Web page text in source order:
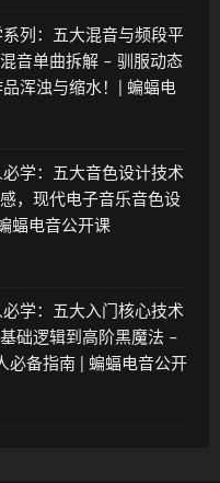
列：五大混音与频段平
音单曲拆解 – 驯服动态
浑浊与缩水！| 蝙蝠电
学：五大音色设计技术
，现代电子音乐音色设
蝠电音公开课
学：五大入门核心技术
础逻辑到高阶黑魔法 –
必备指南 | 蝙蝠电音公开